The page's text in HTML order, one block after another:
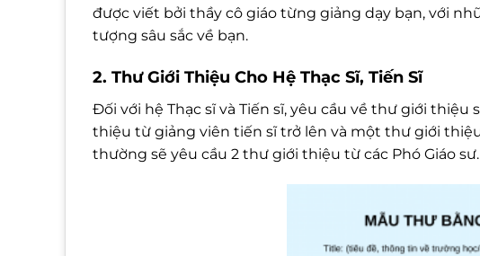
được viết bởi thầy cô giáo từng giảng dạy bạn, với
tượng sâu sắc về bạn.
2. Thư Giới Thiệu Cho Hệ Thạc Sĩ, Tiến Sĩ
Đối với hệ Thạc sĩ và Tiến sĩ, yêu cầu về thư giới
thiệu từ giảng viên tiến sĩ trở lên và một thư giới
thường sẽ yêu cầu 2 thư giới thiệu từ các Phó Giáo sư.